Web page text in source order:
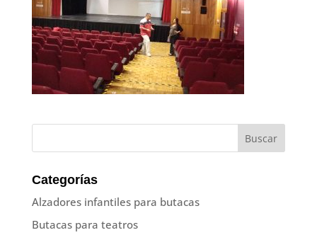
Categorías
Alzadores infantiles para butacas
Butacas para teatros